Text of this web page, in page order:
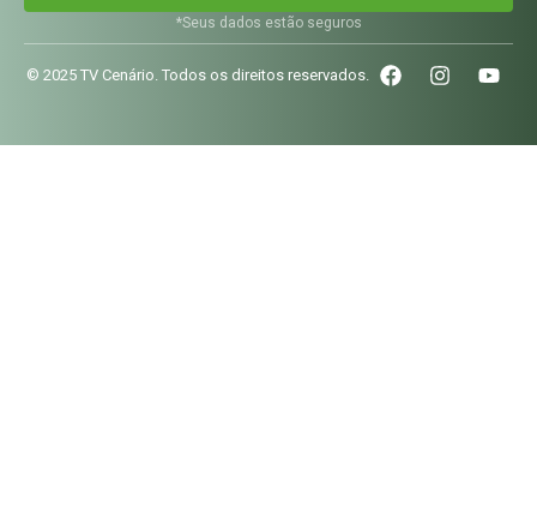
*Seus dados estão seguros
© 2025 TV Cenário. Todos os direitos reservados.